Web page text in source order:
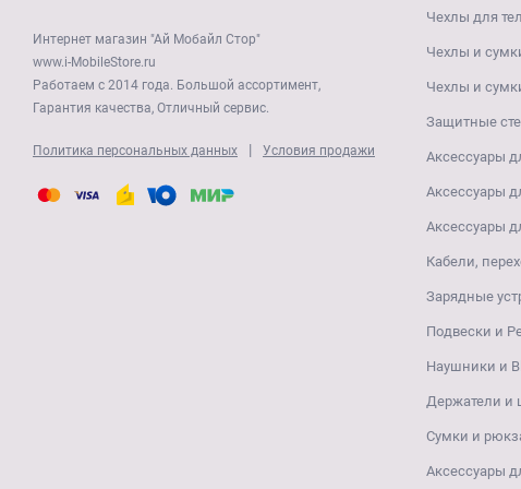
Интернет магазин "Ай Мобайл Стор"
www.i-MobileStore.ru
Работаем с 2014 года. Большой ассортимент,
Гарантия качества, Отличный сервис.
Политика персональных данных | Условия продажи
Чехлы для
Чехлы и
Чехлы и
Защитные
Аксессуары
Аксессуары
Аксессуары
Кабели,
Зарядные
Подвески и
Наушники и
Держатели и
Сумки и
Аксессуары